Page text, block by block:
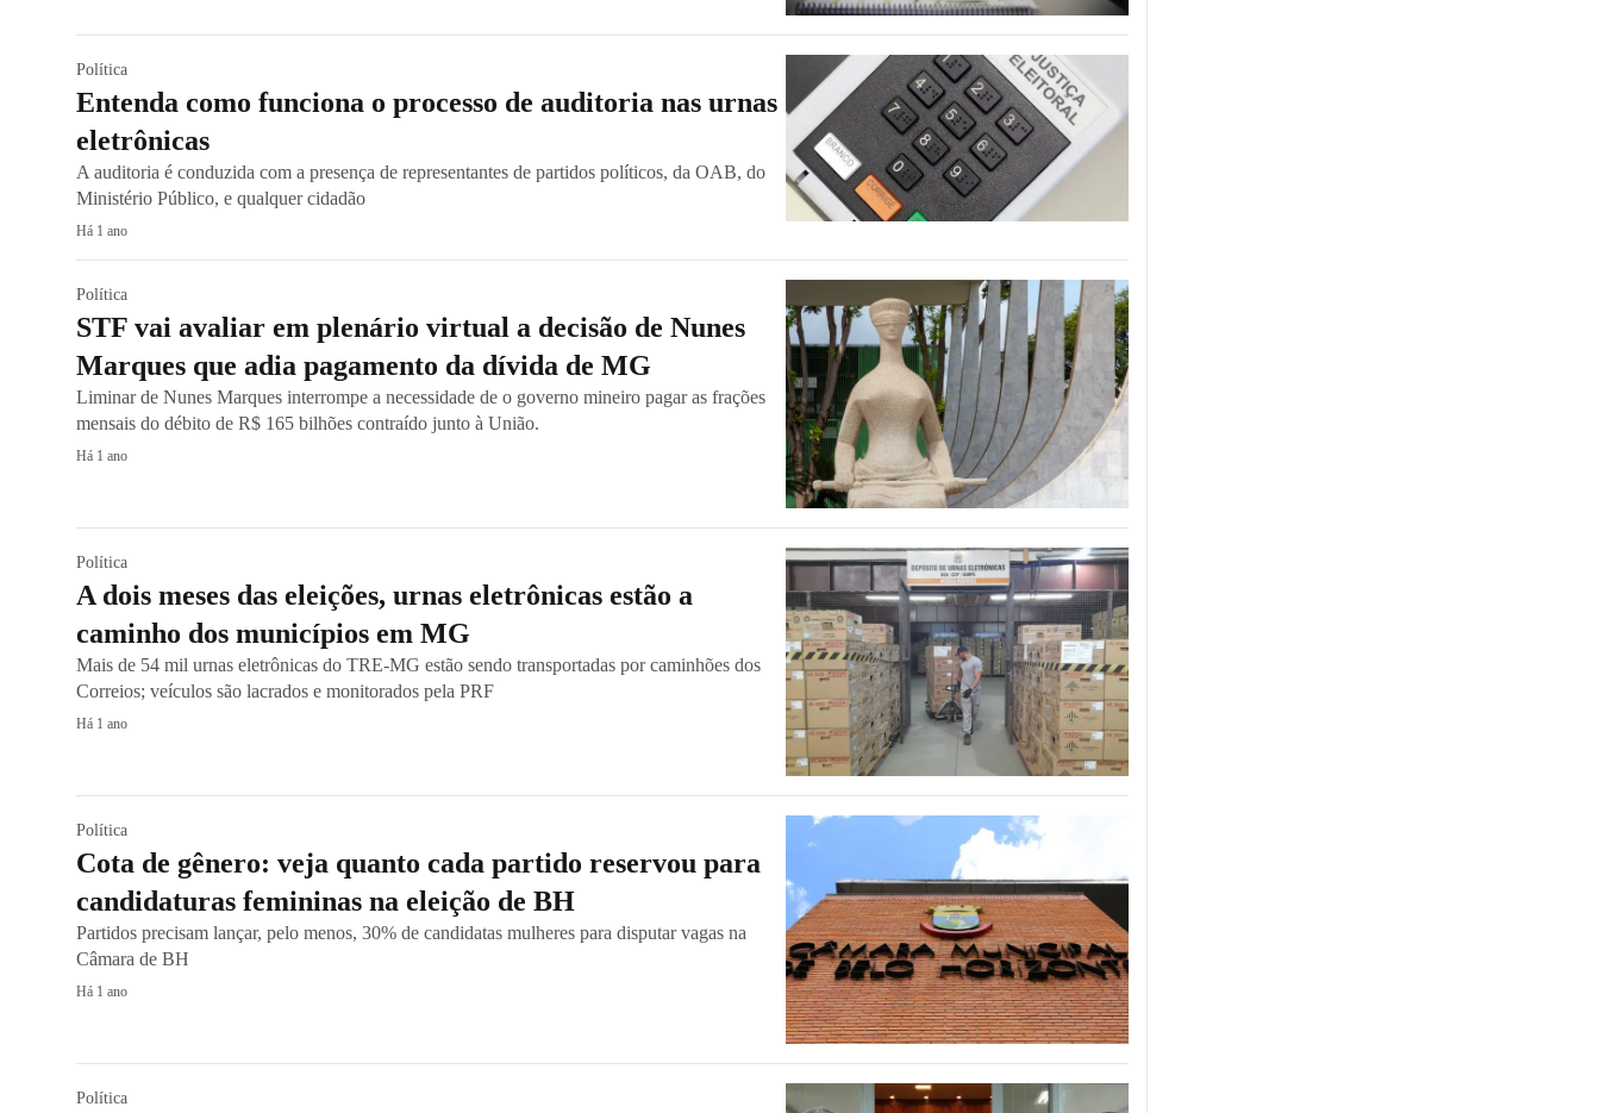
Política
Entenda como funciona o processo de auditoria nas urnas
eletrônicas
A auditoria é conduzida com a presença de representantes de partidos políticos, da OAB, do
Ministério Público, e qualquer cidadão
Há 1 ano
Política
STF vai avaliar em plenário virtual a decisão de Nunes
Marques que adia pagamento da dívida de MG
Liminar de Nunes Marques interrompe a necessidade de o governo mineiro pagar as frações
mensais do débito de R$ 165 bilhões contraído junto à União.
Há 1 ano
Política
A dois meses das eleições, urnas eletrônicas estão a
caminho dos municípios em MG
Mais de 54 mil urnas eletrônicas do TRE-MG estão sendo transportadas por caminhões dos
Correios; veículos são lacrados e monitorados pela PRF
Há 1 ano
Política
Cota de gênero: veja quanto cada partido reservou para
candidaturas femininas na eleição de BH
Partidos precisam lançar, pelo menos, 30% de candidatas mulheres para disputar vagas na
Câmara de BH
Há 1 ano
Política